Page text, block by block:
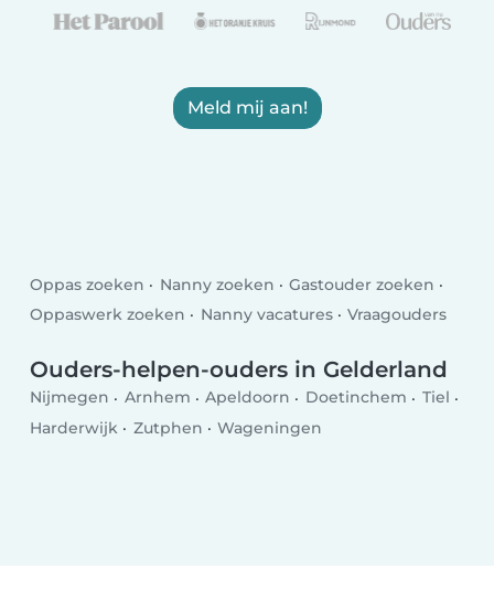
Meld mij aan!
Oppas zoeken Nanny zoeken
Gastouder zoeken
Oppaswerk zoeken
Nanny vacatures Vraagouders
Ouders-helpen-ouders in Gelderland
Nijmegen Arnhem Apeldoorn Doetinchem
Tiel
Harderwijk
Zutphen Wageningen